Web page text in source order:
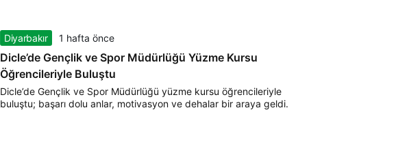
Diyarbakır 1 hafta önce
Dicle’de Gençlik ve Spor Müdürlüğü Yüzme Kursu
Öğrencileriyle Buluştu
Dicle’de Gençlik ve Spor Müdürlüğü yüzme kursu öğrencileriyle
buluştu; başarı dolu anlar, motivasyon ve dehalar bir araya geldi.